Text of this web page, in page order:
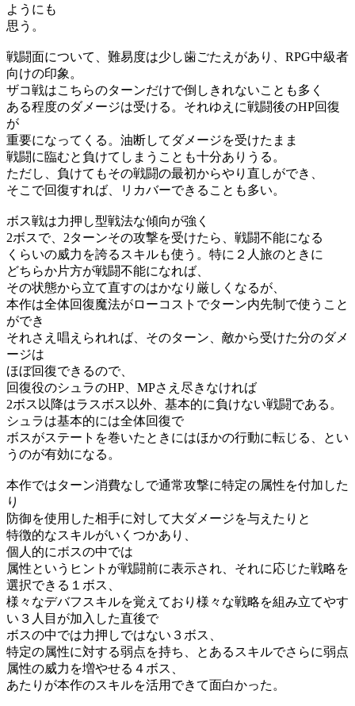
ようにも
思う。
戦闘面について、難易度は少し歯ごたえがあり、RPG中級者
向けの印象。
ザコ戦はこちらのターンだけで倒しきれないことも多く
ある程度のダメージは受ける。それゆえに戦闘後のHP回復
が
重要になってくる。油断してダメージを受けたまま
戦闘に臨むと負けてしまうことも十分ありうる。
ただし、負けてもその戦闘の最初からやり直しができ、
そこで回復すれば、リカバーできることも多い。
ボス戦は力押し型戦法な傾向が強く
2ボスで、2ターンその攻撃を受けたら、戦闘不能になる
くらいの威力を誇るスキルも使う。特に２人旅のときに
どちらか片方が戦闘不能になれば、
その状態から立て直すのはかなり厳しくなるが、
本作は全体回復魔法がローコストでターン内先制で使うこと
ができ
それさえ唱えられれば、そのターン、敵から受けた分のダメ
ージは
ほぼ回復できるので、
回復役のシュラのHP、MPさえ尽きなければ
2ボス以降はラスボス以外、基本的に負けない戦闘である。
シュラは基本的には全体回復で
ボスがステートを巻いたときにはほかの行動に転じる、とい
うのが有効になる。
本作ではターン消費なしで通常攻撃に特定の属性を付加した
り
防御を使用した相手に対して大ダメージを与えたりと
特徴的なスキルがいくつかあり、
個人的にボスの中では
属性というヒントが戦闘前に表示され、それに応じた戦略を
選択できる１ボス、
様々なデバフスキルを覚えており様々な戦略を組み立てやす
い３人目が加入した直後で
ボスの中では力押しではない３ボス、
特定の属性に対する弱点を持ち、とあるスキルでさらに弱点
属性の威力を増やせる４ボス、
あたりが本作のスキルを活用できて面白かった。